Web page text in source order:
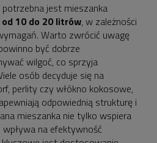
jest mieszanka
10 do 20 litrów, w zależności
Warto zwrócić uwagę
być dobrze
wilgoć, co sprzyja
osób decyduje się na
perlity czy włókno kokosowe,
odpowiednią strukturę i
mieszanka nie tylko wspiera
na efektywność